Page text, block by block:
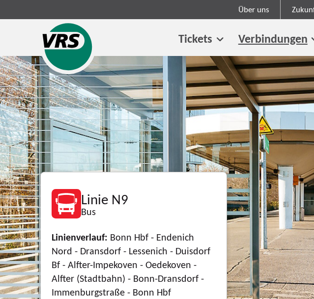
Über uns
Tickets Verbindungen
Linie N9
Bus
Linienverlauf: Bonn Hbf - Endenich
Nord - Dransdorf - Lessenich - Duisdorf
Bf - Alfter-Impekoven - Oedekoven -
Alfter (Stadtbahn) - Bonn-Dransdorf -
Immenburgstraße - Bonn Hbf